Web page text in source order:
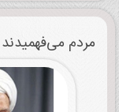
مردم می‌فهمیدند